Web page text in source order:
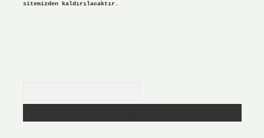
sitemizden kaldırılacaktır.